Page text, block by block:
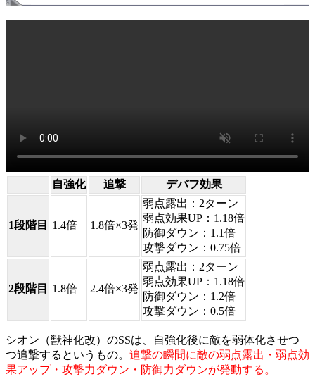
自強化 追撃 デバフ効果
1段階目 1.4倍 1.8倍×3発
弱点露出：2ターン
弱点効果UP：1.18倍
防御ダウン：1.1倍
攻撃ダウン：0.75倍
2段階目 1.8倍 2.4倍×3発
弱点露出：2ターン
弱点効果UP：1.18倍
防御ダウン：1.2倍
攻撃ダウン：0.5倍
シオン（獣神化改）のSSは、自強化後に敵を弱体化させつ
つ追撃するというもの。 追撃の瞬間に敵の弱点露出・弱点効
果アップ・攻撃力ダウン・防御力ダウンが発動する。